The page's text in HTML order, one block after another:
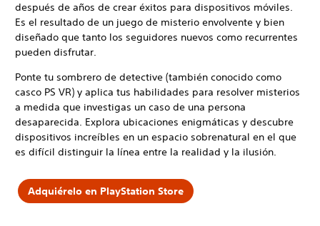
después de años de crear éxitos para dispositivos móviles.
Es el resultado de un juego de misterio envolvente y bien
diseñado que tanto los seguidores nuevos como recurrentes
pueden disfrutar.
Ponte tu sombrero de detective (también conocido como
casco PS VR) y aplica tus habilidades para resolver misterios
a medida que investigas un caso de una persona
desaparecida. Explora ubicaciones enigmáticas y descubre
dispositivos increíbles en un espacio sobrenatural en el que
es difícil distinguir la línea entre la realidad y la ilusión.
Adquiérelo en PlayStation Store